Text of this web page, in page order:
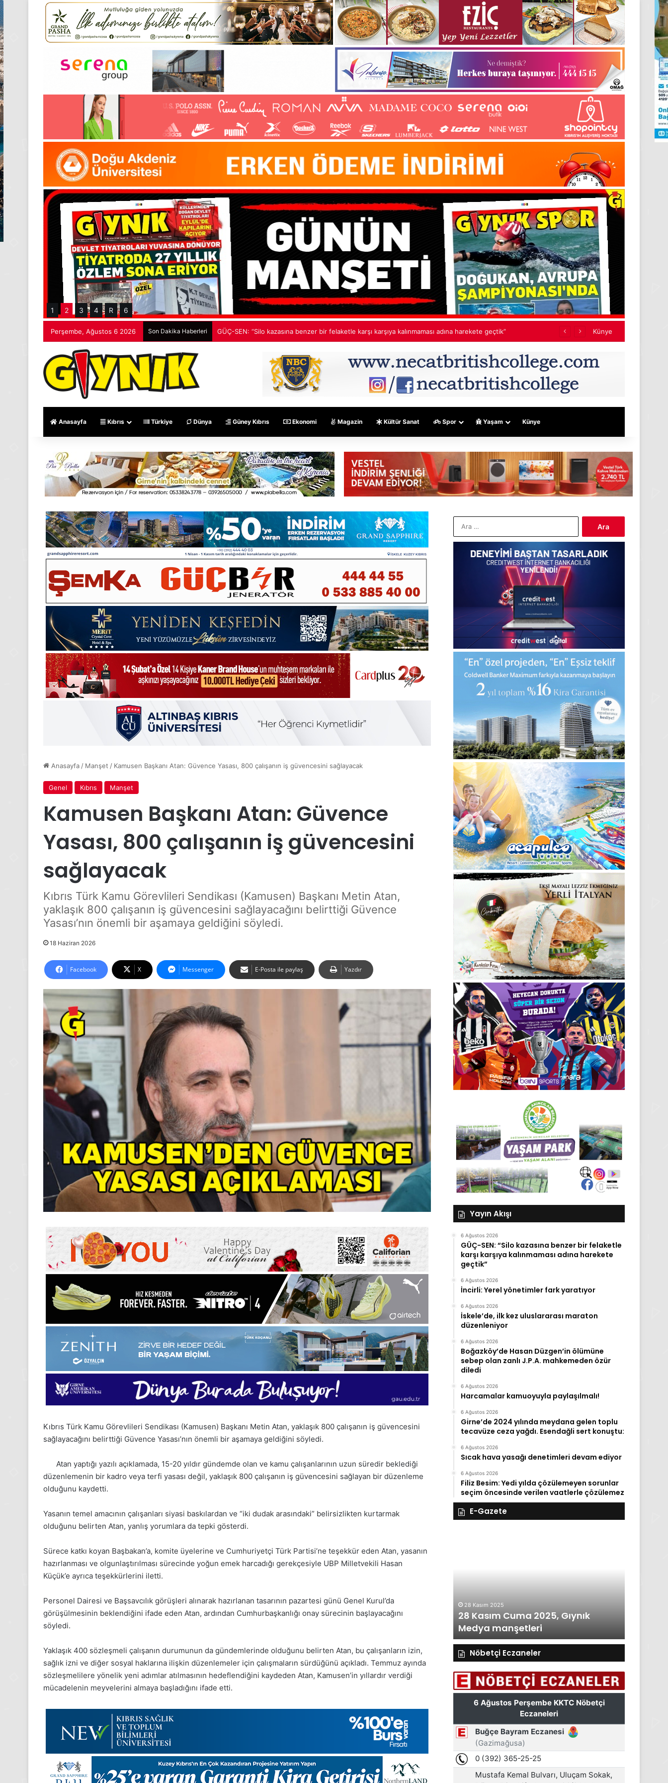
1 2 3 4 R 6
Perşembe, Ağustos 6 2026 Son Dakika Haberleri İncirli: Yerel yönetimler fark yaratıyor Künye
Anasayfa Kıbrıs Türkiye Dünya Güney Kıbrıs Ekonomi Magazin Kültür Sanat Spor Yaşam Künye
Anasayfa / Manşet / Kamusen Başkanı Atan: Güvence Yasası, 800 çalışanın iş güvencesini sağlayacak
Genel Kıbrıs Manşet
Kamusen Başkanı Atan: Güvence
Yasası, 800 çalışanın iş güvencesini
sağlayacak
Kıbrıs Türk Kamu Görevlileri Sendikası (Kamusen) Başkanı Metin Atan,
yaklaşık 800 çalışanın iş güvencesini sağlayacağını belirttiği Güvence
Yasası’nın önemli bir aşamaya geldiğini söyledi.
18 Haziran 2026
Facebook X Messenger E-Posta ile paylaş Yazdır
Kıbrıs Türk Kamu Görevlileri Sendikası (Kamusen) Başkanı Metin Atan, yaklaşık 800 çalışanın iş güvencesini
sağlayacağını belirttiği Güvence Yasası’nın önemli bir aşamaya geldiğini söyledi.
Atan yaptığı yazılı açıklamada, 15-20 yıldır gündemde olan ve kamu çalışanlarının uzun süredir beklediği
düzenlemenin bir kadro veya terfi yasası değil, yaklaşık 800 çalışanın iş güvencesini sağlayan bir düzenleme
olduğunu kaydetti.
Yasanın temel amacının çalışanları siyasi baskılardan ve “iki dudak arasındaki” belirsizlikten kurtarmak
olduğunu belirten Atan, yanlış yorumlara da tepki gösterdi.
Sürece katkı koyan Başbakan’a, komite üyelerine ve Cumhuriyetçi Türk Partisi’ne teşekkür eden Atan, yasanın
hazırlanması ve olgunlaştırılması sürecinde yoğun emek harcadığı gerekçesiyle UBP Milletvekili Hasan
Küçük’e ayrıca teşekkürlerini iletti.
Personel Dairesi ve Başsavcılık görüşleri alınarak hazırlanan tasarının pazartesi günü Genel Kurul’da
görüşülmesinin beklendiğini ifade eden Atan, ardından Cumhurbaşkanlığı onay sürecinin başlayacağını
söyledi.
Yaklaşık 400 sözleşmeli çalışanın durumunun da gündemlerinde olduğunu belirten Atan, bu çalışanların izin,
sağlık izni ve diğer sosyal haklarına ilişkin düzenlemeler için çalışmaların sürdüğünü açıkladı. Temmuz ayında
sözleşmelilere yönelik yeni adımlar atılmasının hedeflendiğini kaydeden Atan, Kamusen’in yıllardır verdiği
mücadelenin meyvelerini almaya başladığını ifade etti.
Yayın Akışı
6 Ağustos 2026
GÜÇ-SEN: “Silo kazasına benzer bir felaketle
karşı karşıya kalınmaması adına harekete
geçtik”
6 Ağustos 2026
İncirli: Yerel yönetimler fark yaratıyor
6 Ağustos 2026
İskele’de, ilk kez uluslararası maraton
düzenleniyor
6 Ağustos 2026
Boğazköy’de Hasan Düzgen’in ölümüne
sebep olan zanlı J.P.A. mahkemeden özür
diledi
6 Ağustos 2026
Harcamalar kamuoyuyla paylaşılmalı!
6 Ağustos 2026
Girne’de 2024 yılında meydana gelen toplu
tecavüze ceza yağdı. Esendağli sert konuştu:
6 Ağustos 2026
Sıcak hava yasağı denetimleri devam ediyor
6 Ağustos 2026
Filiz Besim: Yedi yılda çözülemeyen sorunlar
seçim öncesinde verilen vaatlerle çözülemez
E-Gazete
24 Kasım 2025
24 Kasım Pazartesi 2025, Gıynık
Medya manşetleri
Pazartesi
2025,
manşetleri
1 Aralık 2025
1 Aralık Pazartesi 2025, Gıynık
Cuma
2025,
manşetleri
28 Kasım 2025
28 Kasım Cuma 2025, Gıynık
27 Kasım Perşembe 2025,
Medya manşetleri
Nöbetçi Eczaneler